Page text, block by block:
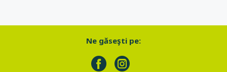
Ne găseşti pe: